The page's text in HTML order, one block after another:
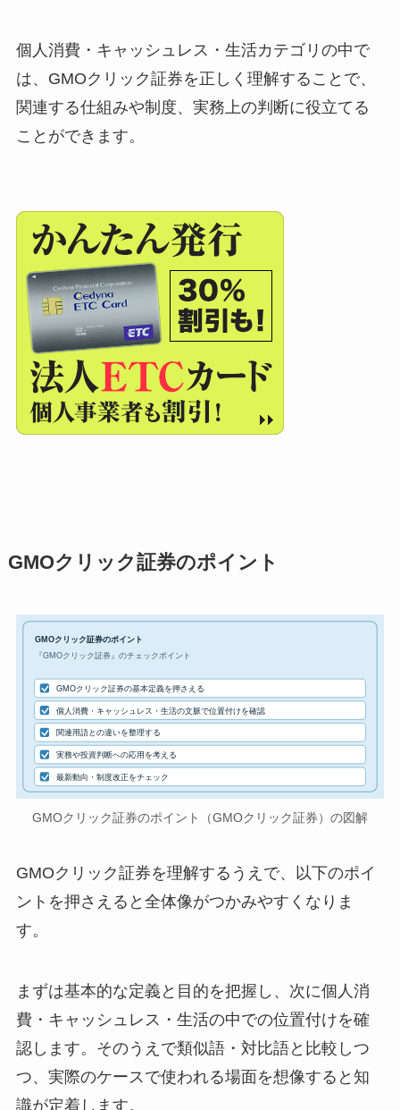
個人消費・キャッシュレス・生活カテゴリの中で
は、GMOクリック証券を正しく理解することで、
関連する仕組みや制度、実務上の判断に役立てる
ことができます。
GMOクリック証券のポイント
GMOクリック証券のポイント
『GMOクリック証券』のチェックポイント
GMOクリック証券の基本定義を押さえる
個人消費・キャッシュレス・生活の文脈で位置付けを確認
関連用語との違いを整理する
実務や投資判断への応用を考える
最新動向・制度改正をチェック
GMOクリック証券のポイント（GMOクリック証券）の図解
GMOクリック証券を理解するうえで、以下のポイ
ントを押さえると全体像がつかみやすくなりま
す。
まずは基本的な定義と目的を把握し、次に個人消
費・キャッシュレス・生活の中での位置付けを確
認します。そのうえで類似語・対比語と比較しつ
つ、実際のケースで使われる場面を想像すると知
識が定着します。